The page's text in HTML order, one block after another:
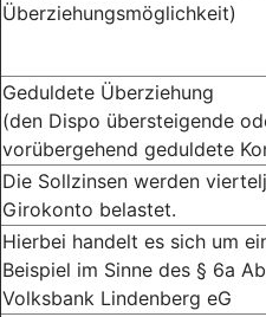
Überziehungsmöglichkeit)
Geduldete Überziehung
(den Dispo übersteigende
vorübergehend geduldete
Die Sollzinsen werden
Girokonto belastet.
Hierbei handelt es sich um
Beispiel im Sinne des § 6a
Volksbank Lindenberg eG